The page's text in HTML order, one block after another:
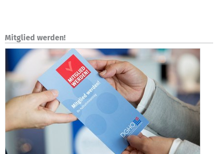
Mitglied werden!